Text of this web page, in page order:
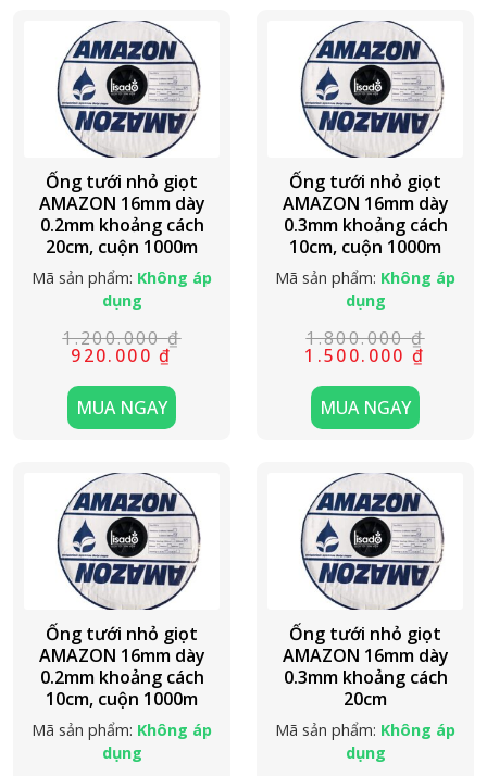
Ống tưới nhỏ giọt
AMAZON 16mm dày
0.2mm khoảng cách
20cm, cuộn 1000m
Mã sản phẩm: Không áp
dụng
1.200.000₫
Giá
là:
1.200.000 ₫.
920.000₫
Giá
hiện
tại
là:
920.000 ₫.
MUA NGAY
Ống tưới nhỏ giọt
AMAZON 16mm dày
0.3mm khoảng cách
10cm, cuộn 1000m
Mã sản phẩm: Không áp
dụng
1.800.000₫
Giá
là:
1.800.000
1.500.000₫
Giá
tại
là:
1.500.000
MUA NGAY
Ống tưới nhỏ giọt
AMAZON 16mm dày
0.2mm khoảng cách
10cm, cuộn 1000m
Mã sản phẩm: Không áp
dụng
Ống tưới nhỏ giọt
AMAZON 16mm dày
0.3mm khoảng cách
20cm
Mã sản phẩm: Không áp
dụng